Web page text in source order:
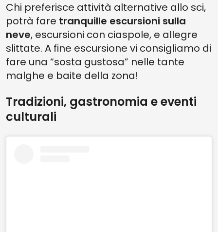
Chi preferisce attività alternative allo sci,
potrà fare tranquille escursioni sulla
neve, escursioni con ciaspole, e allegre
slittate. A fine escursione vi consigliamo di
fare una “sosta gustosa” nelle tante
malghe e baite della zona!
Tradizioni, gastronomia e eventi
culturali